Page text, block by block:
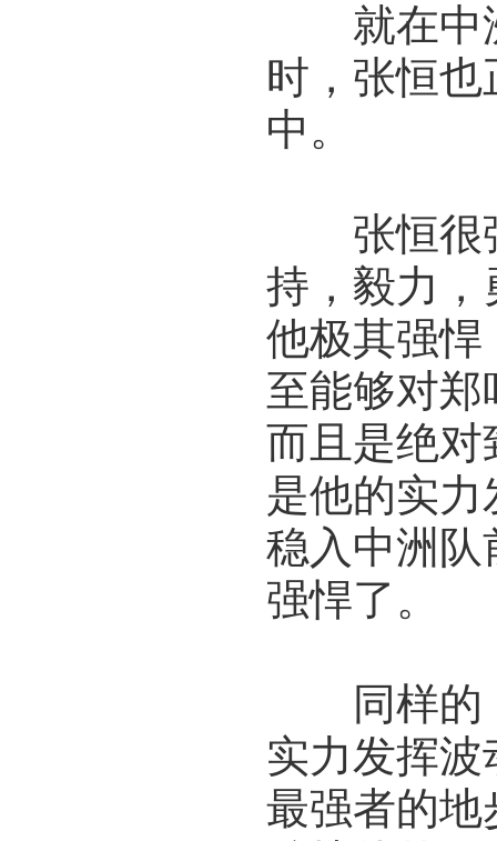
就在中洲
时，张恒
中。
张恒很
持，毅力，
他极其强悍
至能够对
而且是绝对
是他的实
稳入中洲队
强悍了。
同样的，
实力发挥
最强者的地